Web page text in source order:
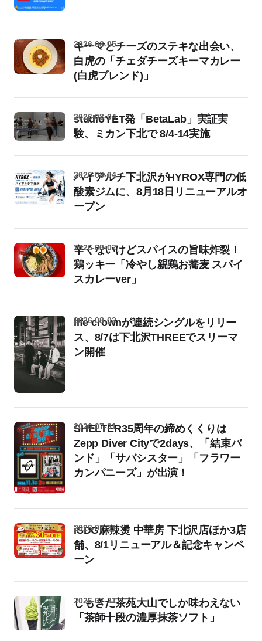
キーマとチーズのステキな出会い、
白虎の「チェダチーズキーマカレー
(白虎ブレンド)」
2026-08-05
studioYET発「BetaLab」実証実
験、ミカン下北で 8/4-14実施
2026-08-04
ハイアルチ下北沢がHYROX専門の低
酸素ジムに、8月18日リニューアルオ
ープン
2026-08-04
辛くないけどスパイスの旨味炸裂！
鶏ッキー「冷やし親鶏お蕎麦 スパイ
スカレーver」
2026-08-02
life crownが連続シングルをリリー
ス、8/7は下北沢THREEでスリーマ
ン開催
2026-08-02
SHELTER35周年の締めくくりは
Zepp Diver Cityで2days、「結束バ
ンド」「サバシスター」「フラワー
カンパニーズ」が出演！
2026-07-31
iSDG麻辣燙 中華房 下北沢店ほか3店
舗、8/1リニューアル＆記念キャンペ
ーン
2026-07-31
しもきた茶苑大山でしか味わえない
「茶師十段の濃厚抹茶ソフト」
2026-07-31